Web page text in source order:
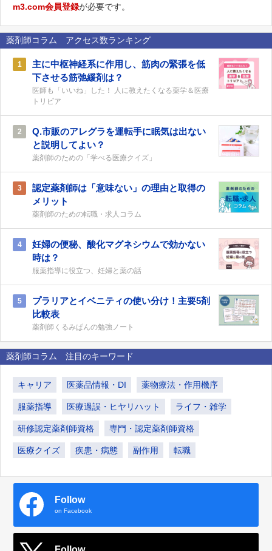
m3.com会員登録が必要です。
薬剤師コラム アクセス数ランキング
1
主に中枢神経系に作用し、筋肉の緊張を低
下させる筋弛緩剤は？
医師も「いいね」した！ 人に教えたくなる薬学＆医療
トリビア
2
Q.市販のアレグラを運転手に眠気は出ない
と説明してよい？
薬剤師のための「学べる医療クイズ」
3
認定薬剤師は「意味ない」の理由と取得の
メリット
薬剤師のための転職・求人コラム
4
妊婦の便秘、酸化マグネシウムで効かない
時は？
服薬指導に役立つ、妊婦と薬の話
5
プラリアとイベニティの使い分け！主要5剤
比較表
薬剤師くるみぱんの勉強ノート
薬剤師コラム 注目のキーワード
キャリア 医薬品情報・DI 薬物療法・作用機序
服薬指導 医療過誤・ヒヤリハット ライフ・雑学
研修認定薬剤師資格 専門・認定薬剤師資格
医療クイズ 疾患・病態 副作用 転職
Follow
on Facebook